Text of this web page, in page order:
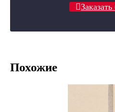
Похожие